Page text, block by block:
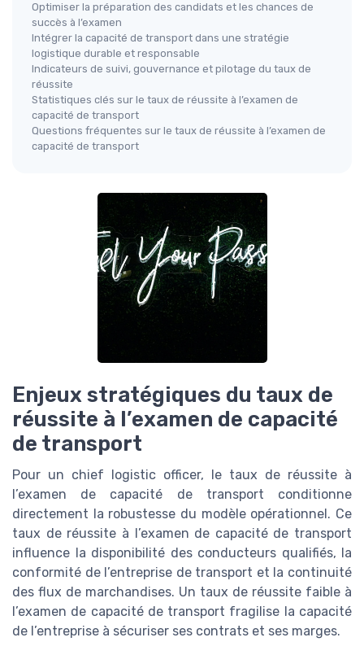
Optimiser la préparation des candidats et les chances de
succès à l’examen
Intégrer la capacité de transport dans une stratégie
logistique durable et responsable
Indicateurs de suivi, gouvernance et pilotage du taux de
réussite
Statistiques clés sur le taux de réussite à l’examen de
capacité de transport
Questions fréquentes sur le taux de réussite à l’examen de
capacité de transport
Enjeux stratégiques du taux de
réussite à l’examen de capacité
de transport
Pour un chief logistic officer, le taux de réussite à
l’examen de capacité de transport conditionne
directement la robustesse du modèle opérationnel. Ce
taux de réussite à l’examen de capacité de transport
influence la disponibilité des conducteurs qualifiés, la
conformité de l’entreprise de transport et la continuité
des flux de marchandises. Un taux de réussite faible à
l’examen de capacité de transport fragilise la capacité
de l’entreprise à sécuriser ses contrats et ses marges.